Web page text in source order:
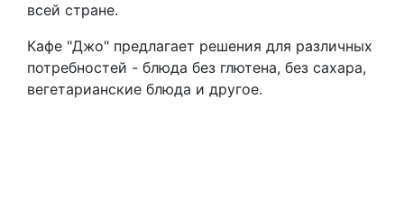
всей стране.
Кафе "Джо" предлагает решения для различных
потребностей - блюда без глютена, без сахара,
вегетарианские блюда и другое.